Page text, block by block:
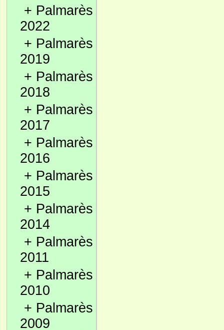
+ Palmarès
2022
+ Palmarès
2019
+ Palmarès
2018
+ Palmarès
2017
+ Palmarès
2016
+ Palmarès
2015
+ Palmarès
2014
+ Palmarès
2011
+ Palmarès
2010
+ Palmarès
2009